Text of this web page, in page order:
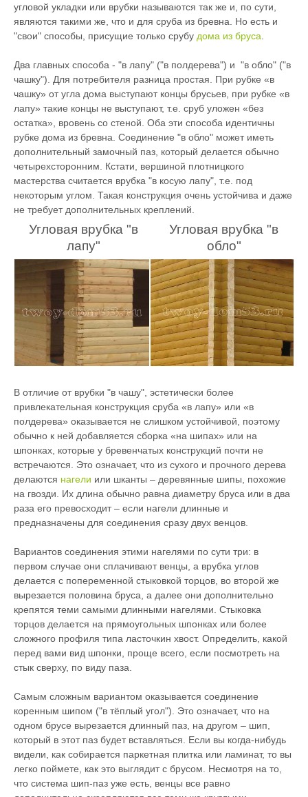
угловой укладки или врубки называются так же и, по сути,
являются такими же, что и для сруба из бревна. Но есть и
"свои" способы, присущие только срубу дома из бруса
Два главных способа - "в лапу" ("в полдерева") и "в обло" ("в
чашку"). Для потребителя разница простая. При рубке «в
чашку» от угла дома выступают концы брусьев, при рубке «в
лапу» такие концы не выступают, т.е. сруб уложен «без
остатка», вровень со стеной. Оба эти способа идентичны
рубке дома из бревна. Соединение "в обло" может иметь
дополнительный замочный паз, который делается обычно
четырехсторонним. Кстати, вершиной плотницкого
мастерства считается врубка "в косую лапу", т.е. под
некоторым углом. Такая конструкция очень устойчива и даже
не требует дополнительных креплений.
Угловая врубка "в
лапу"
Угловая врубка "в
обло"
В отличие от врубки "в чашу", эстетически более
привлекательная конструкция сруба «в лапу» или «в
полдерева» оказывается не слишком устойчивой, поэтому
обычно к ней добавляется сборка «на шипах» или на
шпонках, которые у бревенчатых конструкций почти не
встречаются. Это означает, что из сухого и прочного дерева
делаются нагели или шканты – деревянные шипы, похожие
на гвозди. Их длина обычно равна диаметру бруса или в два
раза его превосходит – если нагели длинные и
предназначены для соединения сразу двух венцов.
Вариантов соединения этими нагелями по сути три: в
первом случае они сплачивают венцы, а врубка углов
делается с попеременной стыковкой торцов, во второй же
вырезается половина бруса, а далее они дополнительно
крепятся теми самыми длинными нагелями. Стыковка
торцов делается на прямоугольных шпонках или более
сложного профиля типа ласточкин хвост. Определить, какой
перед вами вид шпонки, проще всего, если посмотреть на
стык сверху, по виду паза.
Самым сложным вариантом оказывается соединение
коренным шипом ("в тёплый угол"). Это означает, что на
одном брусе вырезается длинный паз, на другом – шип,
который в этот паз будет вставляться. Если вы когда-нибудь
видели, как собирается паркетная плитка или ламинат, то вы
легко поймете, как это выглядит с брусом. Несмотря на то,
что система шип-паз уже есть, венцы все равно